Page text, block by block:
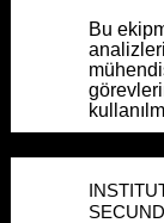
Bu
Bu